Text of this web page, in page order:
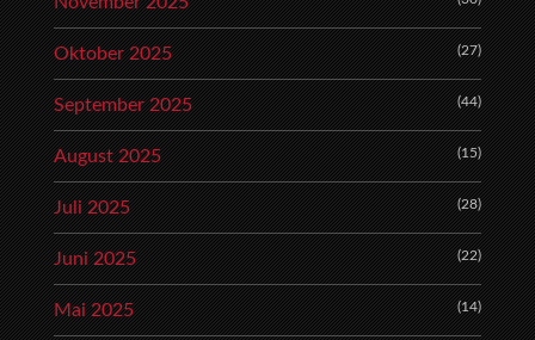
Oktober 2025 (27)
September 2025 (44)
August 2025 (15)
Juli 2025 (28)
Juni 2025 (22)
Mai 2025 (14)